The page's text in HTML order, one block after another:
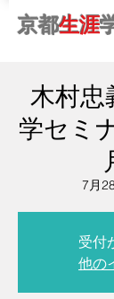
京都生涯
木村忠
学セミ
7月
受付
他の